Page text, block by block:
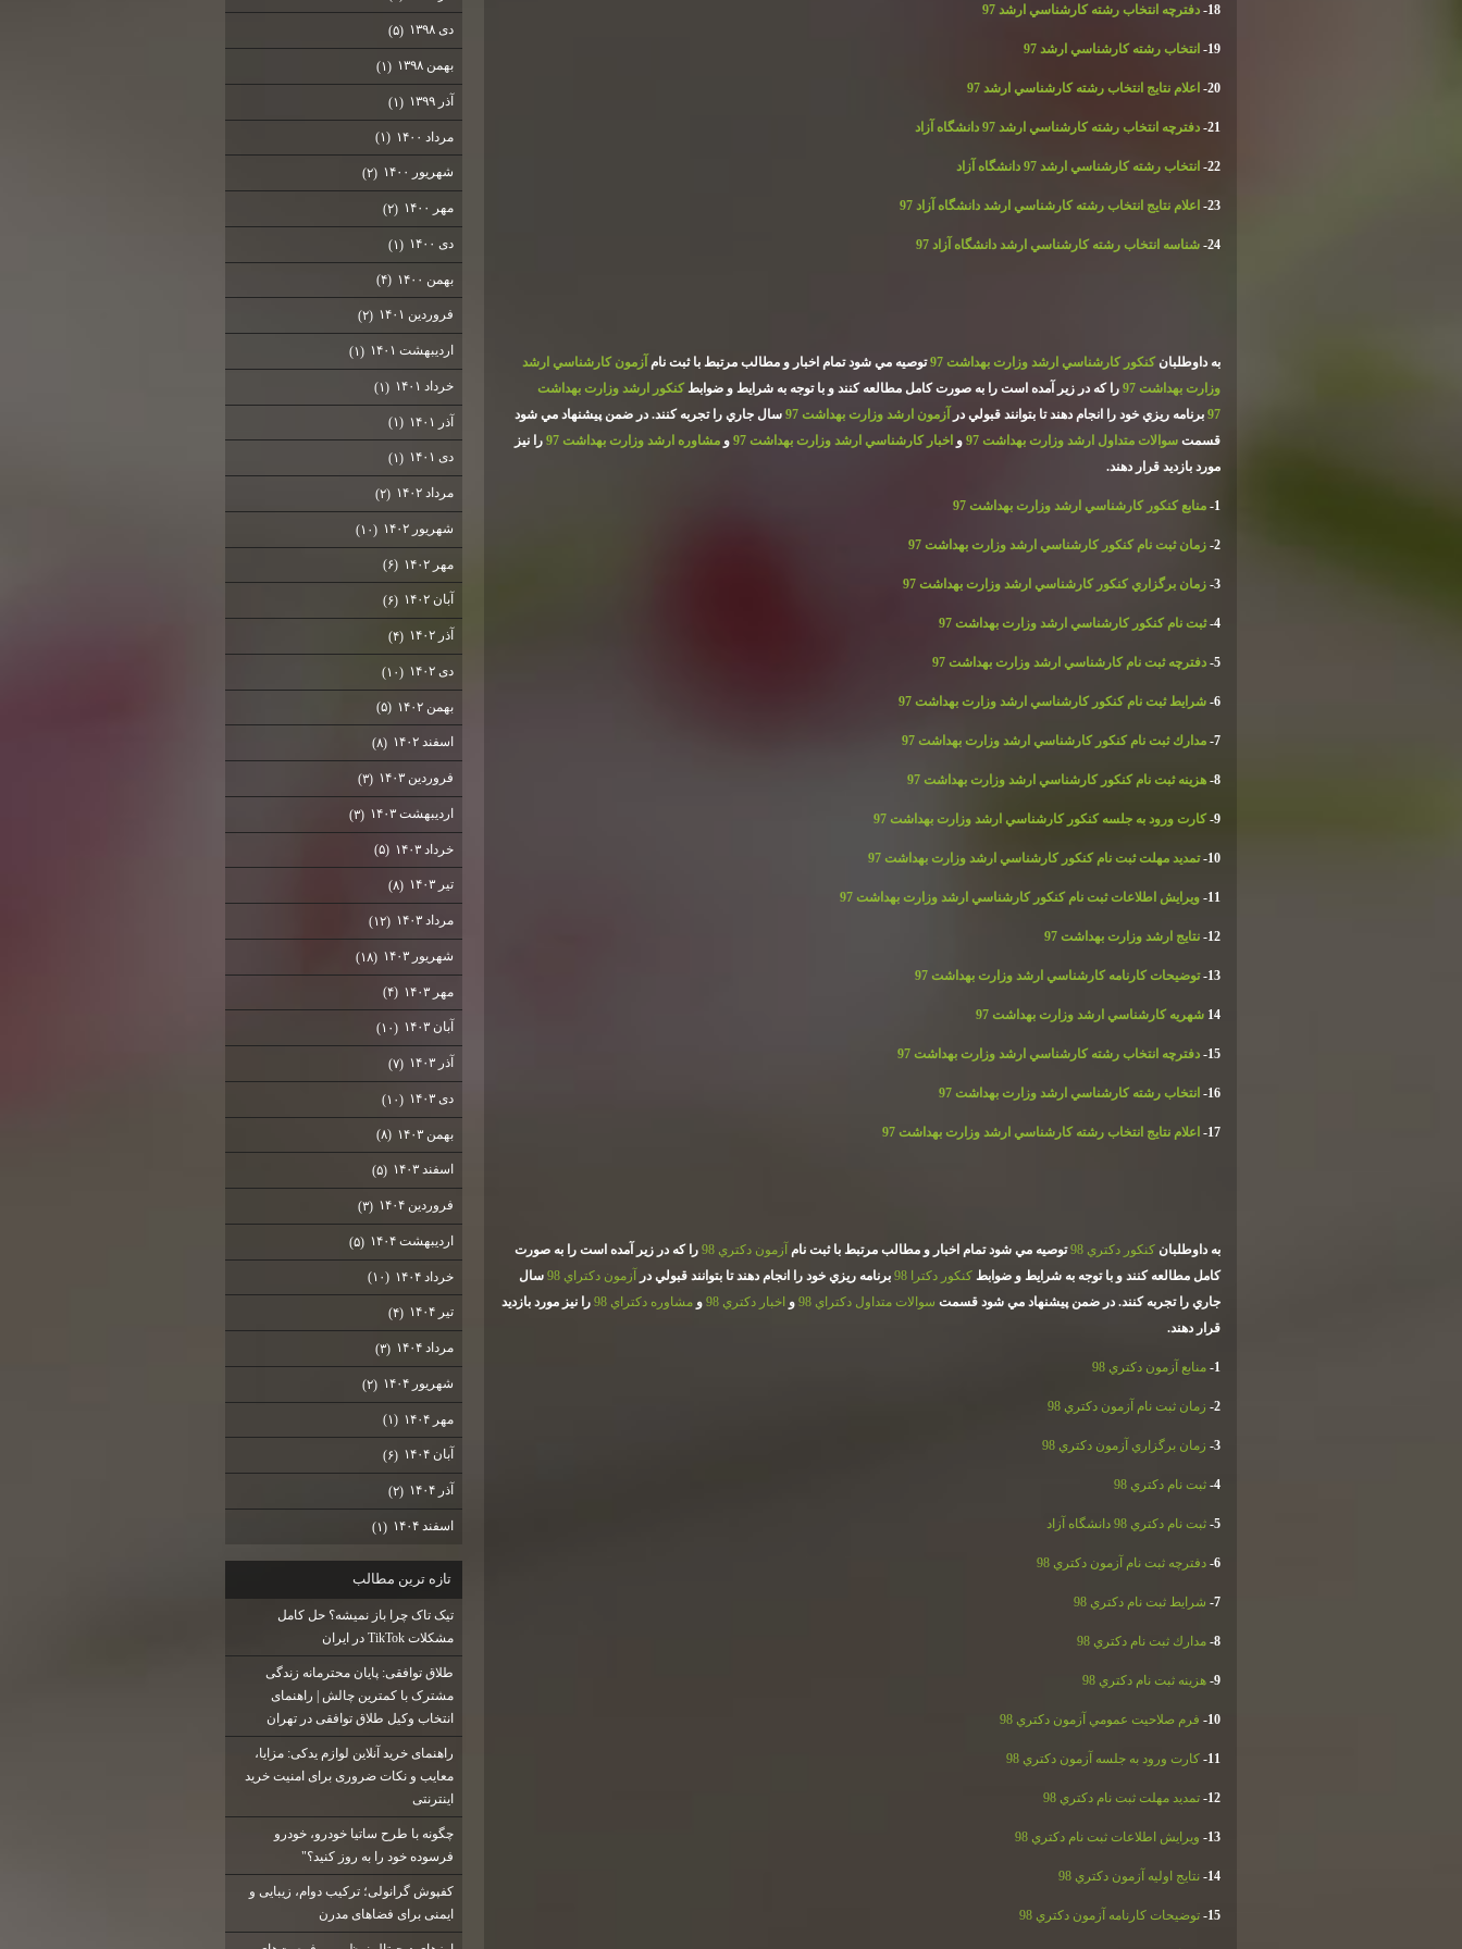
18- دفترچه انتخاب رشته كارشناسي ارشد 97
19- انتخاب رشته كارشناسي ارشد 97
20- اعلام نتايج انتخاب رشته كارشناسي ارشد 97
21- دفترچه انتخاب رشته كارشناسي ارشد 97 دانشگاه آزاد
22- انتخاب رشته كارشناسي ارشد 97 دانشگاه آزاد
23- اعلام نتايج انتخاب رشته كارشناسي ارشد دانشگاه آزاد 97
24- شناسه انتخاب رشته كارشناسي ارشد دانشگاه آزاد 97
به داوطلبان كنكور كارشناسي ارشد وزارت بهداشت 97 توصيه مي شود تمام اخبار و مطالب مرتبط با ثبت نام آزمون كارشناسي ارشد
وزارت بهداشت 97
را كه در زير آمده است را به صورت كامل مطالعه كنند و با توجه به شرايط و ضوابط كنكور ارشد وزارت بهداشت
97 برنامه ريزي خود را انجام دهند تا بتوانند قبولي در آزمون ارشد وزارت بهداشت 97
سال جاري را تجربه كنند. در ضمن پيشنهاد مي شود
قسمت سوالات متداول ارشد وزارت بهداشت 97 و اخبار كارشناسي ارشد وزارت بهداشت 97 و مشاوره ارشد وزارت بهداشت 97
را نيز
مورد بازديد قرار دهند.
1- منابع كنكور كارشناسي ارشد وزارت بهداشت 97
2- زمان ثبت نام كنكور كارشناسي ارشد وزارت بهداشت 97
3- زمان برگزاري كنكور كارشناسي ارشد وزارت بهداشت 97
4- ثبت نام كنكور كارشناسي ارشد وزارت بهداشت 97
5- دفترچه ثبت نام كارشناسي ارشد وزارت بهداشت 97
6- شرايط ثبت نام كنكور كارشناسي ارشد وزارت بهداشت 97
7- مدارك ثبت نام كنكور كارشناسي ارشد وزارت بهداشت 97
8- هزينه ثبت نام كنكور كارشناسي ارشد وزارت بهداشت 97
9- كارت ورود به جلسه كنكور كارشناسي ارشد وزارت بهداشت 97
10- تمديد مهلت ثبت نام كنكور كارشناسي ارشد وزارت بهداشت 97
11- ويرايش اطلاعات ثبت نام كنكور كارشناسي ارشد وزارت بهداشت 97
12- نتايج ارشد وزارت بهداشت 97
13- توضيحات كارنامه كارشناسي ارشد وزارت بهداشت 97
14 شهريه كارشناسي ارشد وزارت بهداشت 97
15- دفترچه انتخاب رشته كارشناسي ارشد وزارت بهداشت 97
16- انتخاب رشته كارشناسي ارشد وزارت بهداشت 97
17- اعلام نتايج انتخاب رشته كارشناسي ارشد وزارت بهداشت 97
به داوطلبان كنكور دكتري 98 توصيه مي شود تمام اخبار و مطالب مرتبط با ثبت نام آزمون دكتري 98
را كه در زير آمده است را به صورت
كامل مطالعه كنند و با توجه به شرايط و ضوابط كنكور دكترا 98 برنامه ريزي خود را انجام دهند تا بتوانند قبولي در آزمون دكتراي 98
سال
جاري را تجربه كنند. در ضمن پيشنهاد مي شود قسمت سوالات متداول دكتراي 98 و اخبار دكتري 98 و مشاوره دكتراي 98
را نيز مورد بازديد
قرار دهند.
1- منابع آزمون دكتري 98
2- زمان ثبت نام آزمون دكتري 98
3- زمان برگزاري آزمون دكتري 98
4- ثبت نام دكتري 98
5- ثبت نام دكتري 98 دانشگاه آزاد
6- دفترچه ثبت نام آزمون دكتري 98
7- شرايط ثبت نام دكتري 98
8- مدارك ثبت نام دكتري 98
9- هزينه ثبت نام دكتري 98
10- فرم صلاحيت عمومي آزمون دكتري 98
11- كارت ورود به جلسه آزمون دكتري 98
12- تمديد مهلت ثبت نام دكتري 98
13- ويرايش اطلاعات ثبت نام دكتري 98
14- نتايج اوليه آزمون دكتري 98
15- توضيحات كارنامه آزمون دكتري 98
دی ۱۳۹۸ (۵)
بهمن ۱۳۹۸ (۱)
آذر ۱۳۹۹ (۱)
مرداد ۱۴۰۰ (۱)
شهریور ۱۴۰۰ (۲)
مهر ۱۴۰۰ (۲)
دی ۱۴۰۰ (۱)
بهمن ۱۴۰۰ (۴)
فروردین ۱۴۰۱ (۲)
اردیبهشت ۱۴۰۱ (۱)
خرداد ۱۴۰۱ (۱)
آذر ۱۴۰۱ (۱)
دی ۱۴۰۱ (۱)
مرداد ۱۴۰۲ (۲)
شهریور ۱۴۰۲ (۱۰)
مهر ۱۴۰۲ (۶)
آبان ۱۴۰۲ (۶)
آذر ۱۴۰۲ (۴)
دی ۱۴۰۲ (۱۰)
بهمن ۱۴۰۲ (۵)
اسفند ۱۴۰۲ (۸)
فروردین ۱۴۰۳ (۳)
اردیبهشت ۱۴۰۳ (۳)
خرداد ۱۴۰۳ (۵)
تیر ۱۴۰۳ (۸)
مرداد ۱۴۰۳ (۱۲)
شهریور ۱۴۰۳ (۱۸)
مهر ۱۴۰۳ (۴)
آبان ۱۴۰۳ (۱۰)
آذر ۱۴۰۳ (۷)
دی ۱۴۰۳ (۱۰)
بهمن ۱۴۰۳ (۸)
اسفند ۱۴۰۳ (۵)
فروردین ۱۴۰۴ (۳)
اردیبهشت ۱۴۰۴ (۵)
خرداد ۱۴۰۴ (۱۰)
تیر ۱۴۰۴ (۴)
مرداد ۱۴۰۴ (۳)
شهریور ۱۴۰۴ (۲)
مهر ۱۴۰۴ (۱)
آبان ۱۴۰۴ (۶)
آذر ۱۴۰۴ (۲)
اسفند ۱۴۰۴ (۱)
تازه ترين مطالب
تیک تاک چرا باز نمیشه؟ حل کامل
مشکلات TikTok در ایران
طلاق توافقی: پایان محترمانه زندگی
مشترک با کمترین چالش | راهنمای
انتخاب وکیل طلاق توافقی در تهران
راهنمای خرید آنلاین لوازم یدکی: مزایا،
معایب و نکات ضروری برای امنیت خرید
اینترنتی
چگونه با طرح ساتیا خودرو، خودرو
فرسوده خود را به روز کنید؟"
کفپوش گرانولی؛ ترکیب دوام، زیبایی و
ایمنی برای فضاهای مدرن